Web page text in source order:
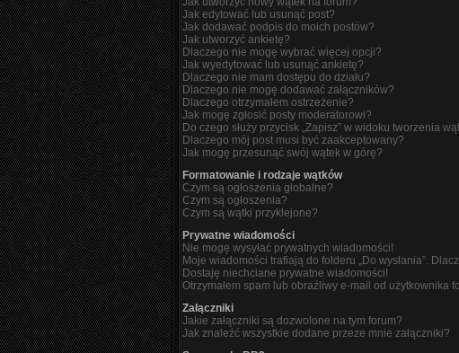
Jak edytować lub usunąć post?
Jak dodawać podpis do moich postów?
Jak utworzyć ankietę?
Dlaczego nie mogę wybrać więcej opcji?
Jak wyedytować lub usunąć ankietę?
Dlaczego nie mam dostępu do działu?
Dlaczego nie mogę dodawać załączników?
Dlaczego otrzymałem ostrzeżenie?
Jak mogę zgłosić posty moderatorowi?
Do czego służy przycisk „Zapisz” w widoku tworzenia
Dlaczego mój post musi być zaakceptowany?
Jak mogę przesunąć swój wątek w górę?
Formatowanie i rodzaje wątków
Czym są ogłoszenia globalne?
Czym są ogłoszenia?
Czym są wątki przyklejone?
Prywatne wiadomości
Nie mogę wysyłać prywatnych wiadomości!
Moje wiadomości trafiają do folderu „Do wysłania”.
Dostaję niechciane prywatne wiadomości!
Otrzymałem spam lub obraźliwy e-mail od użytkownika
Załączniki
Jakie załączniki są dozwolone na tym forum?
Jak znaleźć wszystkie dodane przeze mnie załączniki?